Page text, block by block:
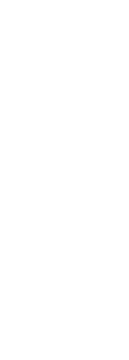
Recanto
Federal
transplante